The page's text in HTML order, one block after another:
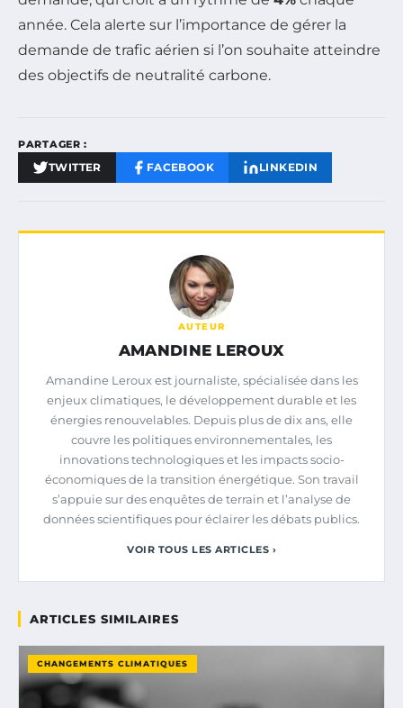
année. Cela alerte sur l’importance de gérer la
demande de trafic aérien si l’on souhaite atteindre
des objectifs de neutralité carbone.
PARTAGER :
TWITTER FACEBOOK LINKEDIN
AUTEUR
AMANDINE LEROUX
Amandine Leroux est journaliste, spécialisée dans les
enjeux climatiques, le développement durable et les
énergies renouvelables. Depuis plus de dix ans, elle
couvre les politiques environnementales, les
innovations technologiques et les impacts socio-
économiques de la transition énergétique. Son travail
s’appuie sur des enquêtes de terrain et l’analyse de
données scientifiques pour éclairer les débats publics.
VOIR TOUS LES ARTICLES ›
ARTICLES SIMILAIRES
CHANGEMENTS CLIMATIQUES